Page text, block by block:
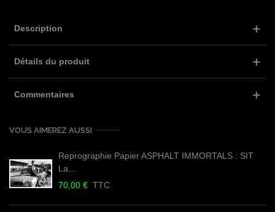
Description
Détails du produit
Commentaires
VOUS AIMEREZ AUSSI
Reprographie Papier ASPHALT IMMORTALS : SIT
La...
70,00 € TTC